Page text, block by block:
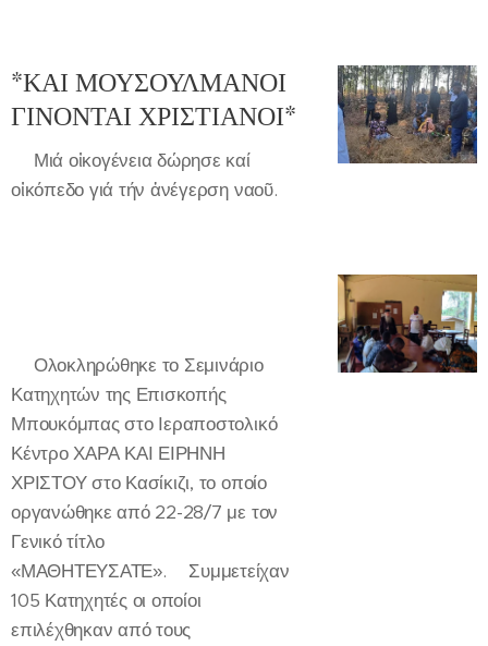
*ΚΑΙ ΜΟΥΣΟΥΛΜΑΝΟΙ
ΓΙΝΟΝΤΑΙ ΧΡΙΣΤΙΑΝΟΙ*
🔻Μιά οἰκογένεια δώρησε καί
οἰκόπεδο γιά τήν ἀνέγερση ναοῦ.
✅Ολοκληρώθηκε το Σεμινάριο
Κατηχητών της Επισκοπής
Μπουκόμπας στο Ιεραποστολικό
Κέντρο ΧΑΡΑ ΚΑΙ ΕΙΡΗΝΗ
ΧΡΙΣΤΟΥ στο Κασίκιζι, το οποίο
οργανώθηκε από 22-28/7 με τον
Γενικό τίτλο
«ΜΑΘΗΤΕΥΣΑΤΕ».🔹Συμμετείχαν
105 Κατηχητές οι οποίοι
επιλέχθηκαν από τους